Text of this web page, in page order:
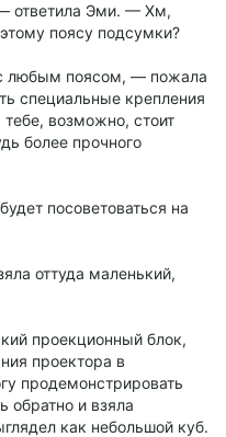
— ответила Эми. — Хм,
поясу подсумки?
любым поясом, — пожала
специальные крепления
тебе, возможно, стоит
более прочного
посоветоваться на
оттуда маленький,
проекционный блок,
проектора в
продемонстрировать
обратно и взяла
как небольшой куб.